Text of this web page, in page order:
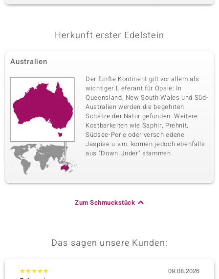
Herkunft erster Edelstein
Australien
Der fünfte Kontinent gilt vor allem als
wichtiger Lieferant für Opale: In
Queensland, New South Wales und Süd-
Australien werden die begehrten
Schätze der Natur gefunden. Weitere
Kostbarkeiten wie Saphir, Prehnit,
Südsee-Perle oder verschiedene
Jaspise u.v.m. können jedoch ebenfalls
aus "Down Under" stammen.
Zum Schmuckstück
Das sagen unsere Kunden:
★★★★★
09.08.2026